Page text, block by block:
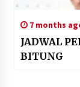
7 months
JADWAL
BITUNG